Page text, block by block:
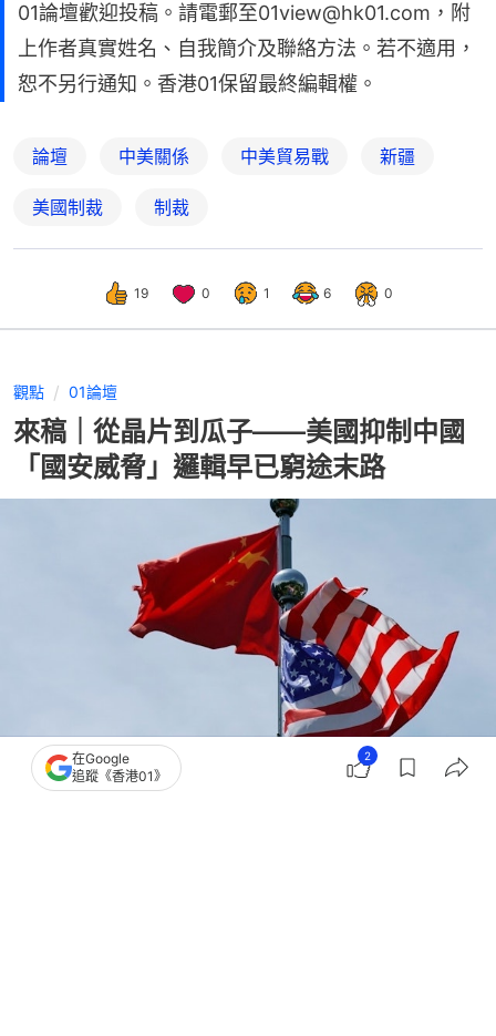
01論壇歡迎投稿。請電郵至01view@hk01.com，附
上作者真實姓名、自我簡介及聯絡方法。若不適用，
恕不另行通知。香港01保留最終編輯權。
論壇 中美關係 中美貿易戰 新疆
美國制裁 制裁
19 0 1 6 0
觀點 01論壇
來稿｜從晶片到瓜子——美國抑制中國
「國安威脅」邏輯早已窮途末路
撰文：01論壇
在Google
追蹤《香港01》
2